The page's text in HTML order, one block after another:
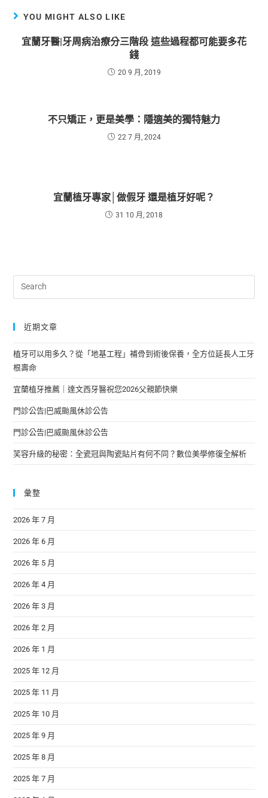
YOU MIGHT ALSO LIKE
宜蘭牙醫|牙周病治療分三階段 這些過程都可能要多花
錢
20 9 月, 2019
不只矯正，更是美學：隱適美的獨特魅力
22 7 月, 2024
宜蘭植牙專家│做假牙 還是植牙好呢？
31 10 月, 2018
近期文章
植牙可以用多久？從「地基工程」補骨到術後保養，全方位延長人工牙
根壽命
宜蘭植牙推薦｜達文西牙醫祝您2026父親節快樂
門診公告|巴威颱風休診公告
門診公告|巴威颱風休診公告
笑容升級的秘密：全瓷冠與陶瓷貼片有何不同？數位美學修復全解析
彙整
2026 年 7 月
2026 年 6 月
2026 年 5 月
2026 年 4 月
2026 年 3 月
2026 年 2 月
2026 年 1 月
2025 年 12 月
2025 年 11 月
2025 年 10 月
2025 年 9 月
2025 年 8 月
2025 年 7 月